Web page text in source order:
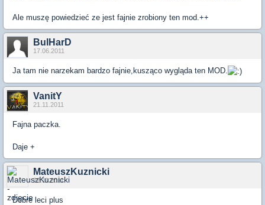
Ale muszę powiedzieć ze jest fajnie zrobiony ten mod.++
BulHarD
17.06.2011
Ja tam nie narzekam bardzo fajnie,kusząco wygląda ten MOD.
VanitY
21.11.2011
Fajna paczka.
Daje +
MateuszKuznicki
22.11.2011
Dobre leci plus